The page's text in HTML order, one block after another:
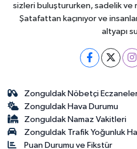
sizleri buluştururken, sadelik ve
Şatafattan kaçınıyor ve
altyapı
Zonguldak Nöbetçi
Zonguldak Hava Durumu
Zonguldak Namaz Vakitleri
Zonguldak Trafik Yoğunluk
Puan Durumu ve Fikstür